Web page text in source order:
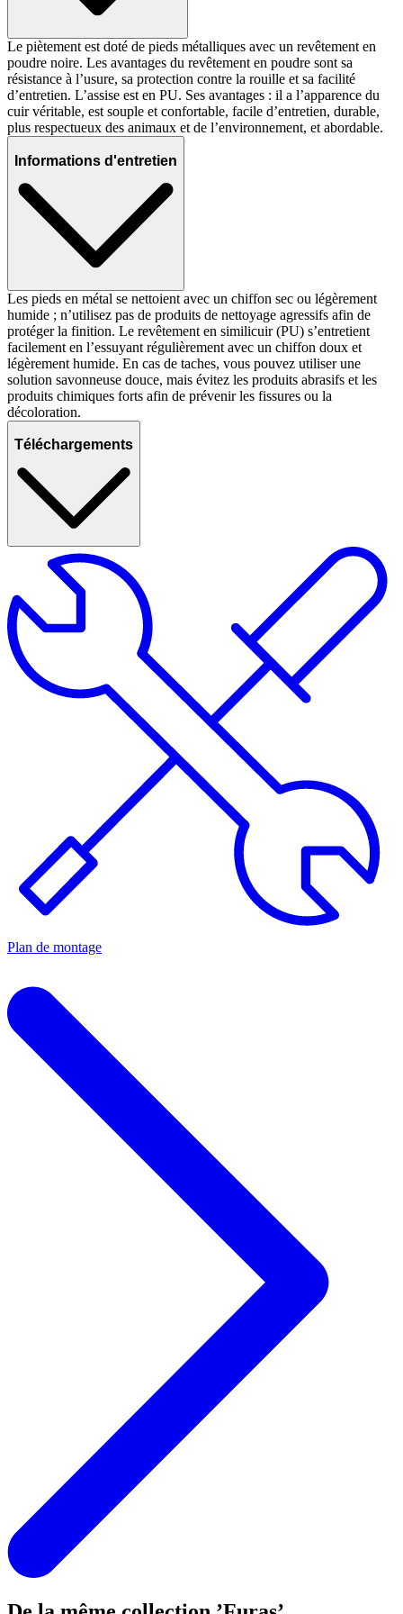
Le piètement est doté de pieds métalliques avec un revêtement en
poudre noire. Les avantages du revêtement en poudre sont sa
résistance à l’usure, sa protection contre la rouille et sa facilité
d’entretien. L’assise est en PU. Ses avantages : il a l’apparence du
cuir véritable, est souple et confortable, facile d’entretien, durable,
plus respectueux des animaux et de l’environnement, et abordable.
Informations d'entretien
Les pieds en métal se nettoient avec un chiffon sec ou légèrement
humide ; n’utilisez pas de produits de nettoyage agressifs afin de
protéger la finition. Le revêtement en similicuir (PU) s’entretient
facilement en l’essuyant régulièrement avec un chiffon doux et
légèrement humide. En cas de taches, vous pouvez utiliser une
solution savonneuse douce, mais évitez les produits abrasifs et les
produits chimiques forts afin de prévenir les fissures ou la
décoloration.
Téléchargements
Plan de montage